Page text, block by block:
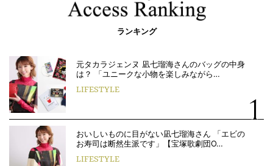
ランキング
元タカラジェンヌ 凪七瑠海さんのバッグの中身
は？ 「ユニークな小物を楽しみながら…
LIFESTYLE
おいしいものに目がない凪七瑠海さん 「エビの
お寿司は断然生派です」【宝塚歌劇団O…
LIFESTYLE